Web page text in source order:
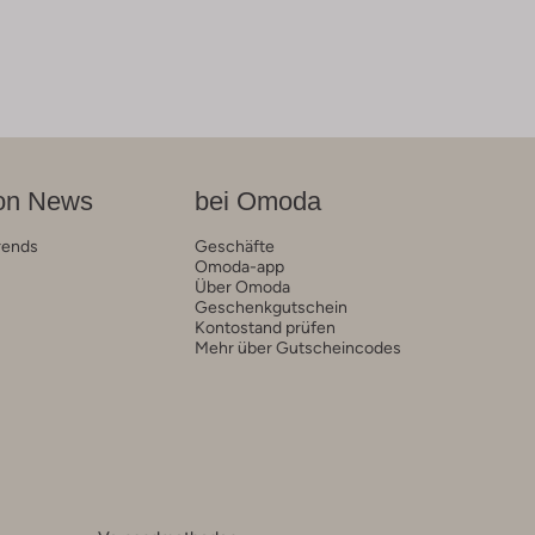
News bei Omoda
Geschäfte
Omoda-app
Über Omoda
Geschenkgutschein
Kontostand prüfen
Mehr über Gutscheincodes